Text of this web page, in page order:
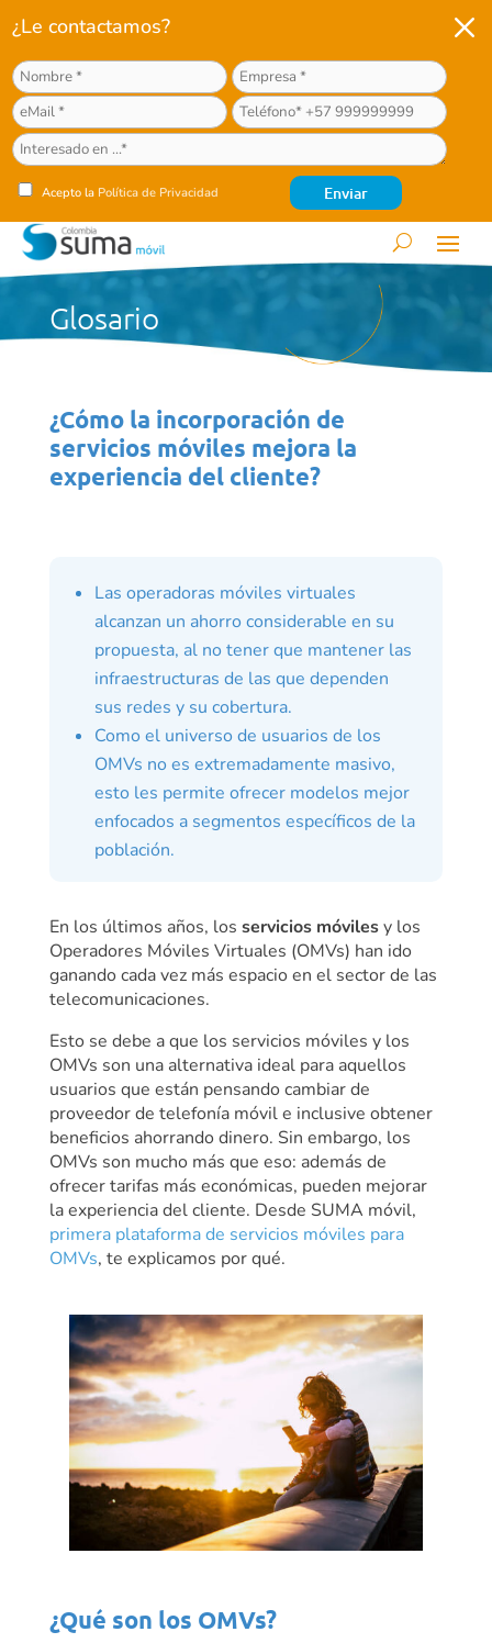
¿Le contactamos?
Acepto la Política de Privacidad
M
Glosario
¿Cómo la incorporación de
servicios móviles mejora la
experiencia del cliente?
Las operadoras móviles virtuales
alcanzan un ahorro considerable en su
propuesta, al no tener que mantener las
infraestructuras de las que dependen
sus redes y su cobertura.
Como el universo de usuarios de los
OMVs no es extremadamente masivo,
esto les permite ofrecer modelos mejor
enfocados a segmentos específicos de la
población.
En los últimos años, los servicios móvilesy los
Operadores Móviles Virtuales (OMVs) han ido
ganando cada vez más espacio en el sector de las
telecomunicaciones.
Esto se debe a que los servicios móviles y los
OMVs son una alternativa ideal para aquellos
usuarios que están pensando cambiar de
proveedor de telefonía móvil e inclusive obtener
beneficios ahorrando dinero. Sin embargo, los
OMVs son mucho más que eso: además de
ofrecer tarifas más económicas, pueden mejorar
la experiencia del cliente. Desde SUMA móvil,
primera plataforma de servicios móviles para
OMVs, te explicamos por qué.
¿Qué son los OMVs?